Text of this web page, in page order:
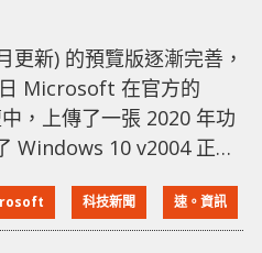
新) 的預覽版逐漸完善，
，上傳了一張 2020 年功
Windows 10 v2004 正式
而黃色框住的含義就是功
將會在這幾天推送更
科技新聞 速。資訊